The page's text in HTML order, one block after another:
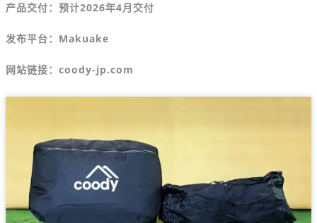
产品交付：预计2026年4月交付
发布平台：Makuake
网站链接：coody-jp.com